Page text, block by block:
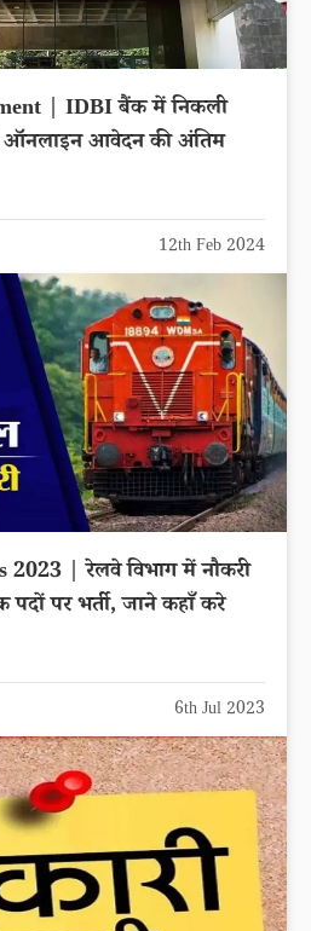
| IDBI बैंक में निकली
ऑनलाइन आवेदन की अंतिम
12th Feb 2024
| रेलवे विभाग में नौकरी
पर भर्ती, जाने कहाँ करे
6th Jul 2023